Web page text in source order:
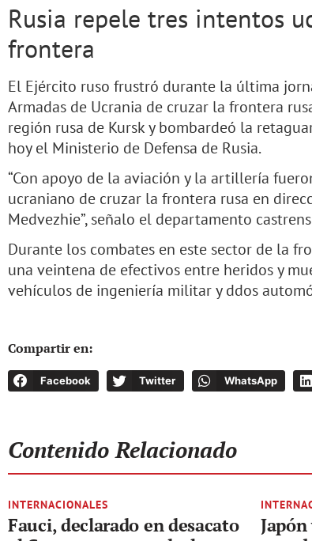
Rusia repele tres intentos
frontera
El Ejército ruso frustró durante la última
Armadas de Ucrania de cruzar la frontera
región rusa de Kursk y bombardeó la
hoy el Ministerio de Defensa de Rusia.
“Con apoyo de la aviación y la artillería
ucraniano de cruzar la frontera rusa en
Medvezhie”, señalo el departamento
Durante los combates en este sector de la
una veintena de efectivos entre heridos y
vehículos de ingeniería militar y ddos
Compartir en:
Facebook Twitter WhatsApp
Contenido Relacionado
INTERNACIONALES
Fauci, declarado en desacato